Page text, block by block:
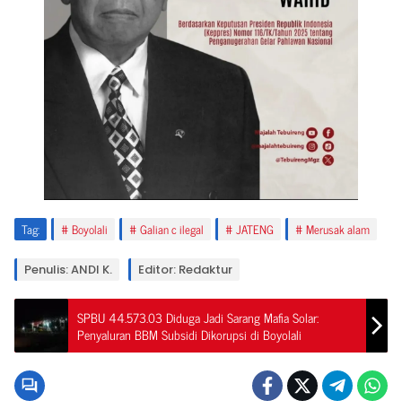
Tag: Boyolali Galian c ilegal JATENG Merusak alam
Penulis: ANDI K. Editor: Redaktur
SPBU 44.573.03 Diduga Jadi Sarang Mafia Solar:
Penyaluran BBM Subsidi Dikorupsi di Boyolali